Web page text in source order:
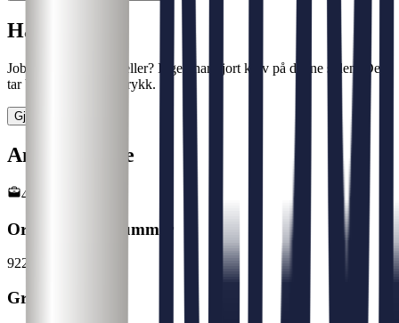
Halloooooo?
Jobber det noen her, eller? Ingen har gjort krav på denne siden. Det
tar bare noen få tastetrykk.
Gjør krav på siden
Antall ansatte
4 eller færre
Organisasjonsnummer
922 567 735
Grunnlagt